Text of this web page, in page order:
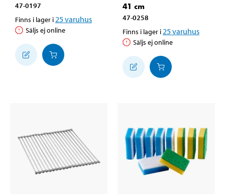
47-0197
Finns i lager i 25varuhus
Säljs ej online
41 cm
47-0258
Finns i lager i 25varuhus
Säljs ej online